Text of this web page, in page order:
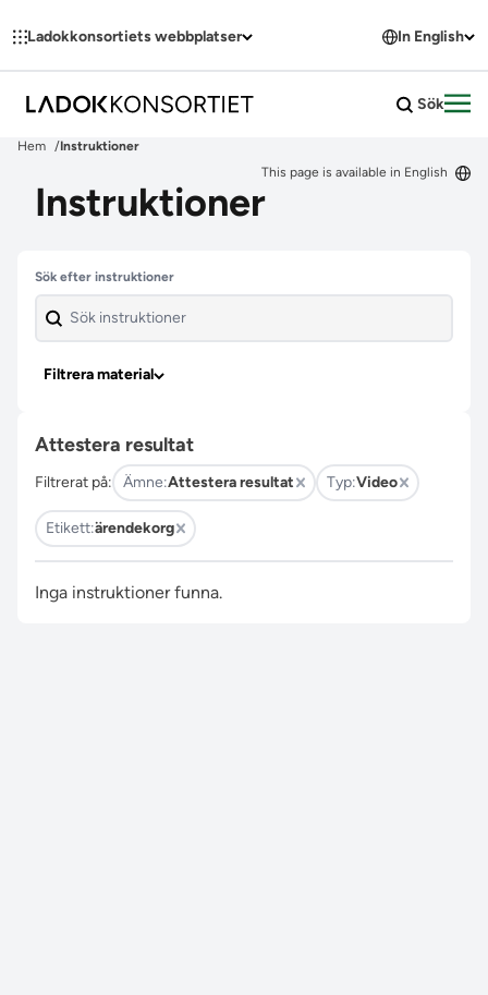
Ladokkonsortiets webbplatser In English
Sök
Hem
Instruktioner
This page is available in English
Instruktioner
Hoppa över filter
Sök efter instruktioner
Filtrera material
Attestera resultat
Filtrerat på: Ämne:Attestera resultat Typ:Video
Etikett:ärendekorg
Inga instruktioner funna.